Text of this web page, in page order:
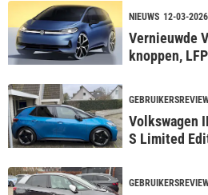
NIEUWS 12-03-2026
Vernieuwde
knoppen,
Volkswagen
S Limited